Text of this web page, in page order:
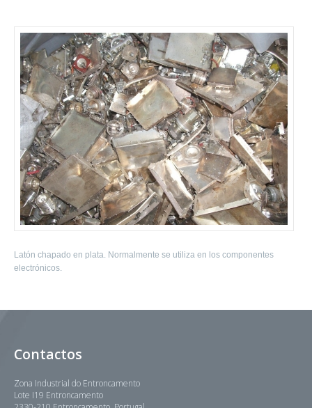
Latón chapado en plata. Normalmente se utiliza en los componentes
electrónicos.
Contactos
Zona Industrial do Entroncamento
Lote I19 Entroncamento